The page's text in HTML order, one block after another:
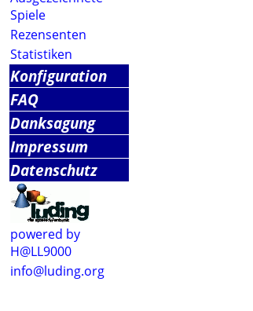
Spiele
Rezensenten
Statistiken
Konfiguration
FAQ
Danksagung
Impressum
Datenschutz
powered by
H@LL9000
info@luding.org